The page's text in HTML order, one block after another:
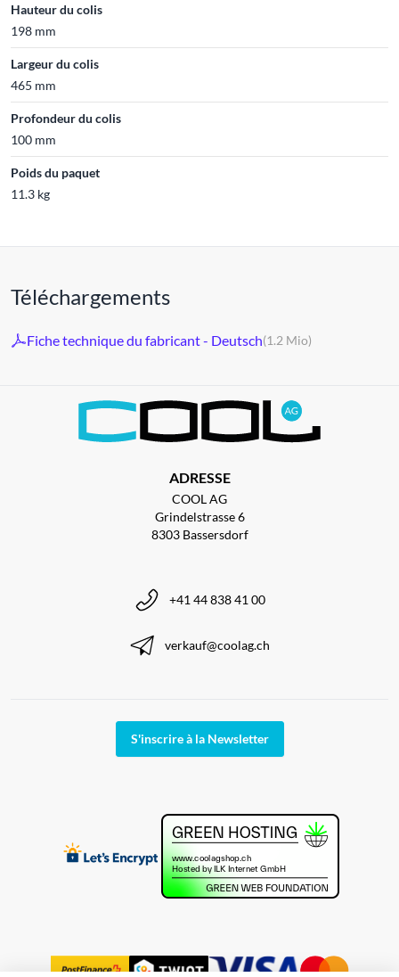
Hauteur du colis
198 mm
Largeur du colis
465 mm
Profondeur du colis
100 mm
Poids du paquet
11.3 kg
Téléchargements
Fiche technique du fabricant - Deutsch(1.2 Mio)
ADRESSE
COOL AG
Grindelstrasse 6
8303 Bassersdorf
+41 44 838 41 00
verkauf@coolag.ch
S'inscrire à la Newsletter